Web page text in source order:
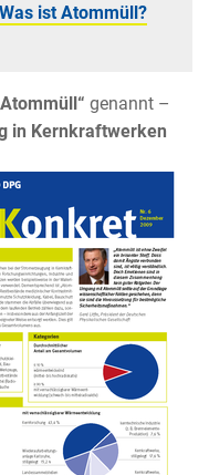
ist Atommüll?
genannt –
in Kernkraftwerken